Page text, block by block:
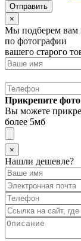
×
Мы подберем вам
по фотографии
вашего старого
Прикрепите фото
Вы можете
более 5мб
×
Нашли дешевле?